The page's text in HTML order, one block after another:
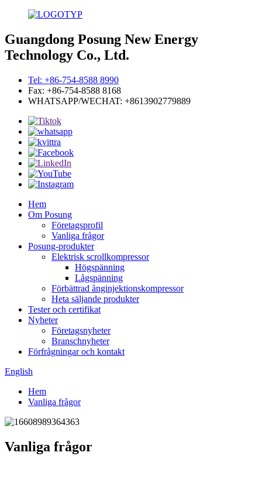
Guangdong Posung New Energy
Technology Co., Ltd.
Tel: +86-754-8588 8990
Fax: +86-754-8588 8168
WHATSAPP/WECHAT: +8613902779889
Hem
Om Posung
Företagsprofil
Vanliga frågor
Posung-produkter
Elektrisk scrollkompressor
Högspänning
Lågspänning
Förbättrad ånginjektionskompressor
Heta säljande produkter
Tester och certifikat
Nyheter
Företagsnyheter
Branschnyheter
Förfrågningar och kontakt
English
Hem
Vanliga frågor
Vanliga frågor